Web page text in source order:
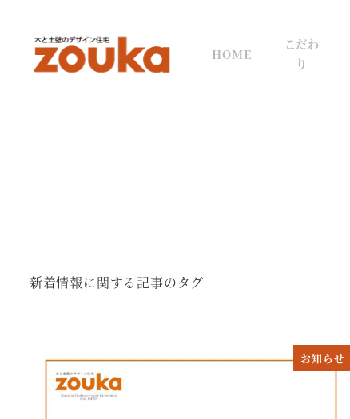
HOME
こだわ
り
新着情報に関する記事のタグ
お知らせ